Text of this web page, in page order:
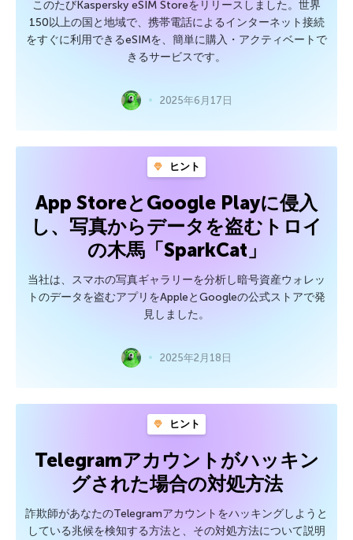
このたびKaspersky eSIM Storeをリリースしました。世界
150以上の国と地域で、携帯電話によるインターネット接続
をすぐに利用できるeSIMを、簡単に購入・アクティベートで
きるサービスです。
2025年6月17日
ヒント
App StoreとGoogle Playに侵入
し、写真からデータを盗むトロイ
の木馬「SparkCat」
当社は、スマホの写真ギャラリーを分析し暗号資産ウォレッ
トのデータを盗むアプリをAppleとGoogleの公式ストアで発
見しました。
2025年2月18日
ヒント
Telegramアカウントがハッキン
グされた場合の対処方法
詐欺師があなたのTelegramアカウントをハッキングしようと
している兆候を検知する方法と、その対処方法について説明